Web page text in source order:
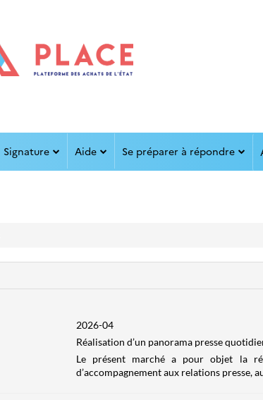
Signature Aide Se préparer à répondre
2026-04
Réalisation d’un panorama presse
Le présent marché a pour objet la
d’accompagnement aux relations presse,